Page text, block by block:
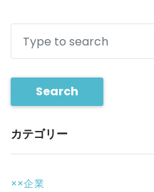
Search
カテゴリー
××企業